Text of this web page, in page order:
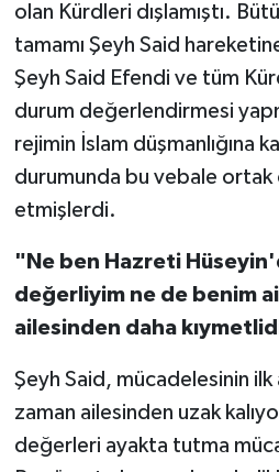
olan Kürdleri dışlamıştı.
tamamı Şeyh Said
Şeyh Said Efendi ve tüm
durum değerlendirmesi
rejimin İslam düşmanlığına
durumunda bu vebale ortak
etmişlerdi.
"Ne ben Hazreti
değerliyim ne de benim
ailesinden daha
Şeyh Said, mücadelesinin ilk
zaman ailesinden uzak
değerleri ayakta tutma